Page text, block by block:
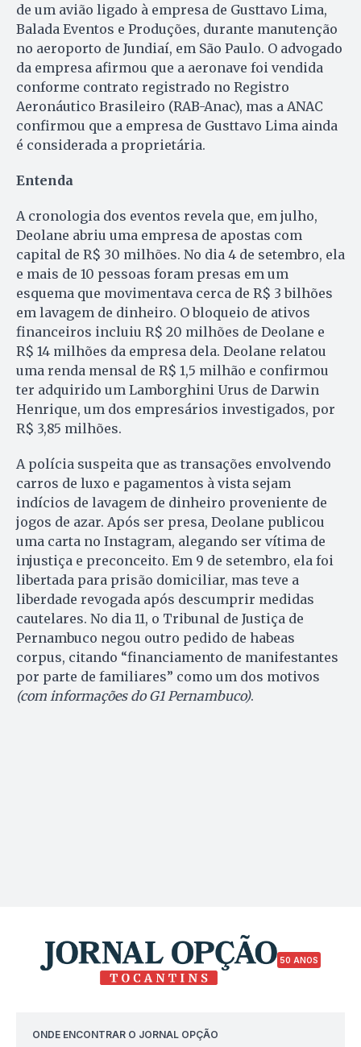
de um avião ligado à empresa de Gusttavo Lima,
Balada Eventos e Produções, durante manutenção
no aeroporto de Jundiaí, em São Paulo. O advogado
da empresa afirmou que a aeronave foi vendida
conforme contrato registrado no Registro
Aeronáutico Brasileiro (RAB-Anac), mas a ANAC
confirmou que a empresa de Gusttavo Lima ainda
é considerada a proprietária.
Entenda
A cronologia dos eventos revela que, em julho,
Deolane abriu uma empresa de apostas com
capital de R$ 30 milhões. No dia 4 de setembro, ela
e mais de 10 pessoas foram presas em um
esquema que movimentava cerca de R$ 3 bilhões
em lavagem de dinheiro. O bloqueio de ativos
financeiros incluiu R$ 20 milhões de Deolane e
R$ 14 milhões da empresa dela. Deolane relatou
uma renda mensal de R$ 1,5 milhão e confirmou
ter adquirido um Lamborghini Urus de Darwin
Henrique, um dos empresários investigados, por
R$ 3,85 milhões.
A polícia suspeita que as transações envolvendo
carros de luxo e pagamentos à vista sejam
indícios de lavagem de dinheiro proveniente de
jogos de azar. Após ser presa, Deolane publicou
uma carta no Instagram, alegando ser vítima de
injustiça e preconceito. Em 9 de setembro, ela foi
libertada para prisão domiciliar, mas teve a
liberdade revogada após descumprir medidas
cautelares. No dia 11, o Tribunal de Justiça de
Pernambuco negou outro pedido de habeas
corpus, citando “financiamento de manifestantes
por parte de familiares” como um dos motivos
(com informações do G1 Pernambuco).
50 ANOS
ONDE ENCONTRAR O JORNAL OPÇÃO